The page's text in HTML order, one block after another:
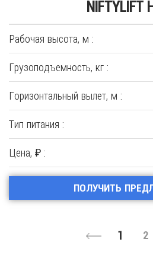
NIFTYLIFT
Рабочая высота, м :
Грузоподъемность, кг :
Горизонтальный вылет, м :
Тип питания :
Цена, ₽ :
ПОЛУЧИТЬ
1 2